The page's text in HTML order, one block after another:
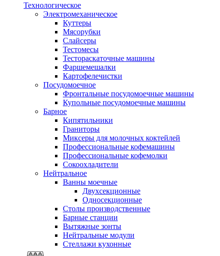
Технологическое
Электромеханическое
Куттеры
Мясорубки
Слайсеры
Тестомесы
Тестораскаточные машины
Фаршемешалки
Картофелечистки
Посудомоечное
Фронтальные посудомоечные машины
Купольные посудомоечные машины
Барное
Кипятильники
Граниторы
Миксеры для молочных коктейлей
Профессиональные кофемашины
Профессиональные кофемолки
Сокоохладители
Нейтральное
Ванны моечные
Двухсекционные
Односекционные
Столы производственные
Барные станции
Вытяжные зонты
Нейтральные модули
Стеллажи кухонные